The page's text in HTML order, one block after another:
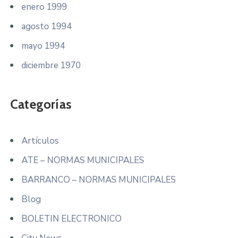
enero 1999
agosto 1994
mayo 1994
diciembre 1970
Categorías
Artículos
ATE – NORMAS MUNICIPALES
BARRANCO – NORMAS MUNICIPALES
Blog
BOLETIN ELECTRONICO